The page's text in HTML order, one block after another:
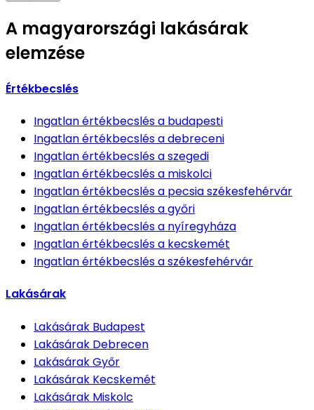
A magyarországi lakásárak
elemzése
Értékbecslés
Ingatlan értékbecslésa budapesti
Ingatlan értékbecslésa debreceni
Ingatlan értékbecslésa szegedi
Ingatlan értékbecslésa miskolci
Ingatlan értékbecslésa pecsia székesfehérvár
Ingatlan értékbecslésa győri
Ingatlan értékbecslésa nyíregyháza
Ingatlan értékbecslésa kecskemét
Ingatlan értékbecslésa székesfehérvár
Lakásárak
Lakásárak Budapest
Lakásárak Debrecen
LakásárakGyőr
Lakásárak Kecskemét
Lakásárak Miskolc